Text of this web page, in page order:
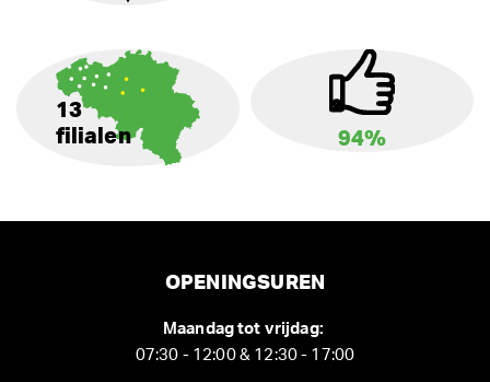
13
filialen
94%
OPENINGSUREN
Maandag tot vrijdag:
07:30 - 12:00 & 12:30 - 17:00